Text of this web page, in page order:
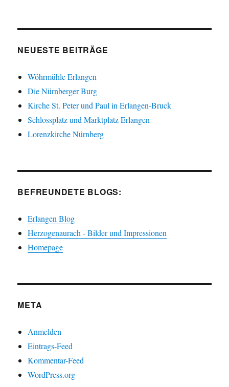
der
NEUESTE BEITRÄGE
Wöhrmühle Erlangen
Die Nürnberger Burg
Kirche St. Peter und Paul in Erlangen-Bruck
Schlossplatz und Marktplatz Erlangen
Lorenzkirche Nürnberg
BEFREUNDETE BLOGS:
Erlangen Blog
Herzogenaurach - Bilder und Impressionen
Homepage
META
Anmelden
Eintrags-Feed
Kommentar-Feed
WordPress.org